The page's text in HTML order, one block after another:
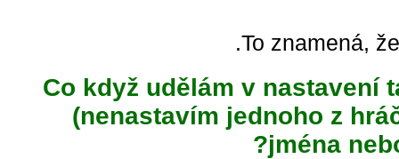
To znamená,
Co když udělám v
(nenastavím jednoho z
jména